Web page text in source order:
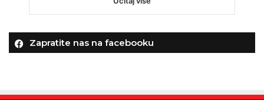
Zapratite nas na facebooku